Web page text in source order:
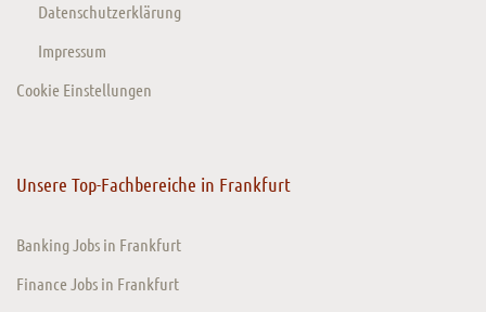
Datenschutzerklärung
Impressum
Cookie Einstellungen
Unsere Top-Fachbereiche in Frankfurt
Banking Jobs in Frankfurt
Finance Jobs in Frankfurt